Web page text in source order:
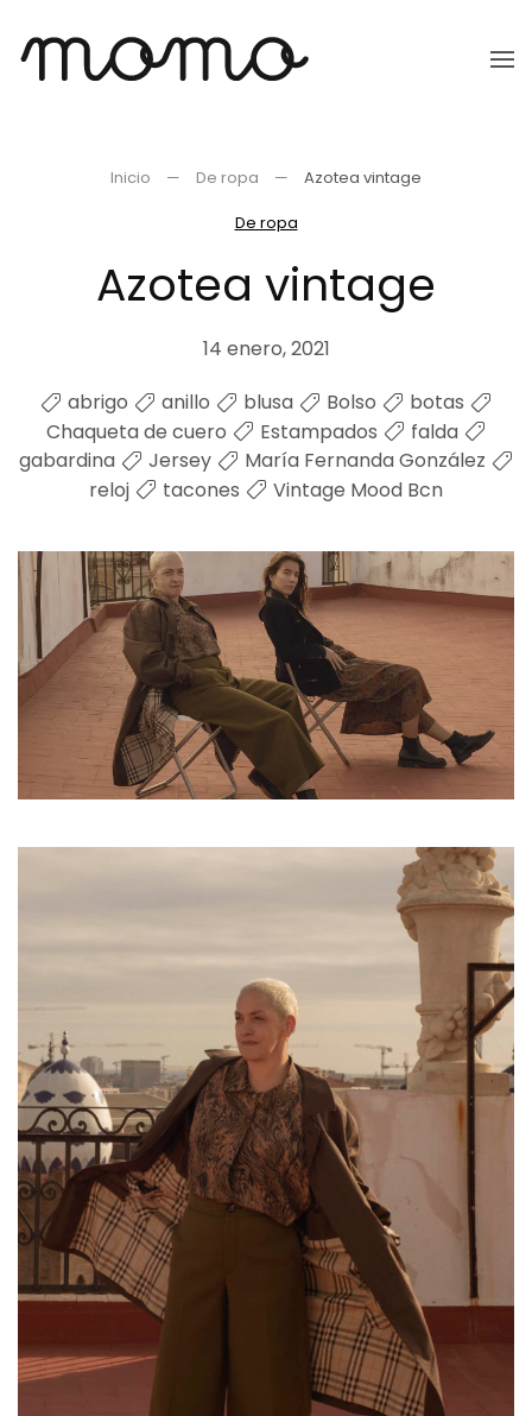
Ir
Inicio De ropa
Azotea vintage
De ropa
Azotea vintage
14 enero, 2021
abrigo
anillo blusa Bolso
botas
Chaqueta de cuero
Estampados
falda
gabardina
Jersey
María Fernanda González
reloj
tacones Vintage Mood Bcn